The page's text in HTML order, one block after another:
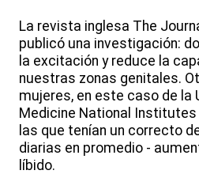
La revista inglesa The
publicó una investigación:
la excitación y reduce la
nuestras zonas genitales.
mujeres, en este caso de la
Medicine National
las que tenían un correcto
diarias en promedio -
líbido.